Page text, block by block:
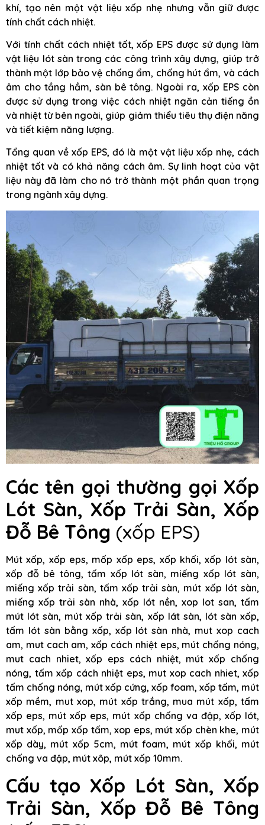
khí, tạo nên một vật liệu xốp nhẹ nhưng vẫn giữ được
tính chất cách nhiệt.
Với tính chất cách nhiệt tốt, xốp EPS được sử dụng làm
vật liệu lót sàn trong các công trình xây dựng, giúp trở
thành một lớp bảo vệ chống ẩm, chống hút ẩm, và cách
âm cho tầng hầm, sàn bê tông. Ngoài ra, xốp EPS còn
được sử dụng trong việc cách nhiệt ngăn cản tiếng ồn
và nhiệt từ bên ngoài, giúp giảm thiểu tiêu thụ điện năng
và tiết kiệm năng lượng.
Tổng quan về xốp EPS, đó là một vật liệu xốp nhẹ, cách
nhiệt tốt và có khả năng cách âm. Sự linh hoạt của vật
liệu này đã làm cho nó trở thành một phần quan trọng
trong ngành xây dựng.
Các tên gọi thường gọi Xốp
Lót Sàn, Xốp Trải Sàn, Xốp
Đỗ Bê Tông (xốp EPS)
Mút xốp, xốp eps, mốp xốp eps, xốp khối, xốp lót sàn,
xốp đỗ bê tông, tấm xốp lót sàn, miếng xốp lót sàn,
miếng xốp trải sàn, tấm xốp trải sàn, mút xốp lót sàn,
miếng xốp trải sàn nhà, xốp lót nền, xop lot san, tấm
mút lót sàn, mút xốp trải sàn, xốp lát sàn, lót sàn xốp,
tấm lót sàn bằng xốp, xốp lót sàn nhà, mut xop cach
am, mut cach am, xốp cách nhiệt eps, mút chống nóng,
mut cach nhiet, xốp eps cách nhiệt, mút xốp chống
nóng, tấm xốp cách nhiệt eps, mut xop cach nhiet, xốp
tấm chống nóng, mút xốp cứng, xốp foam, xốp tấm, mút
xốp mềm, mut xop, mút xốp trắng, mua mút xốp, tấm
xốp eps, mút xốp eps, mút xốp chống va đập, xốp lót,
mut xốp, mốp xốp tấm, xop eps, mút xốp chèn khe, mút
xốp dày, mút xốp 5cm, mút foam, mút xốp khối, mút
chống va đập, mút xôp, mút xốp 10mm.
Cấu tạo Xốp Lót Sàn, Xốp
Trải Sàn, Xốp Đỗ Bê Tông